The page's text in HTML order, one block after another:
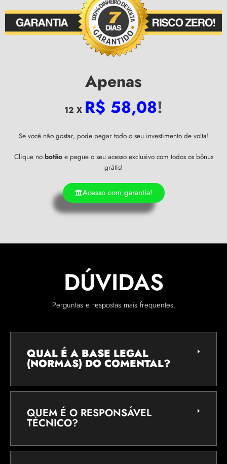
Apenas
12 X R$ 58,08!
Se você não gostar, pode pegar todo o seu investimento de volta!
Clique no botão e pegue o seu acesso exclusivo com todos os bônus
grátis!
Acesso com garantia!
DÚVIDAS
Perguntas e respostas mais frequentes.
QUAL É A BASE LEGAL
(NORMAS) DO COMENTAL?
QUEM É O RESPONSÁVEL
TÉCNICO?